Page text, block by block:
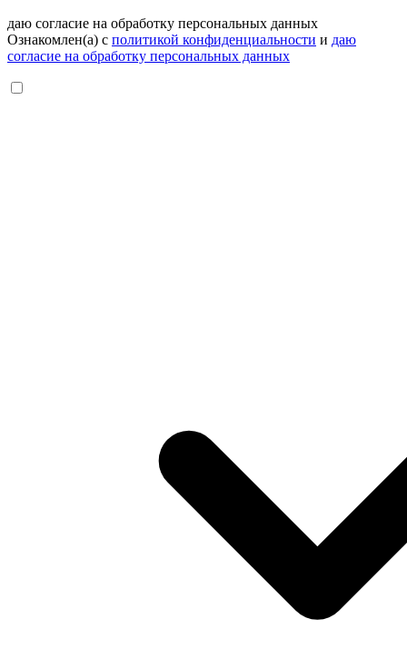
даю согласие на обработку персональных данных
Ознакомлен(а) с политикой конфиденциальности и даю
согласие на обработку персональных данных